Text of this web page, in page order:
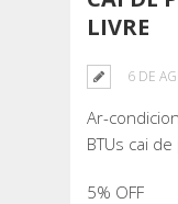
LIVRE
6 DE
Ar-
BTUs cai
5% OFF